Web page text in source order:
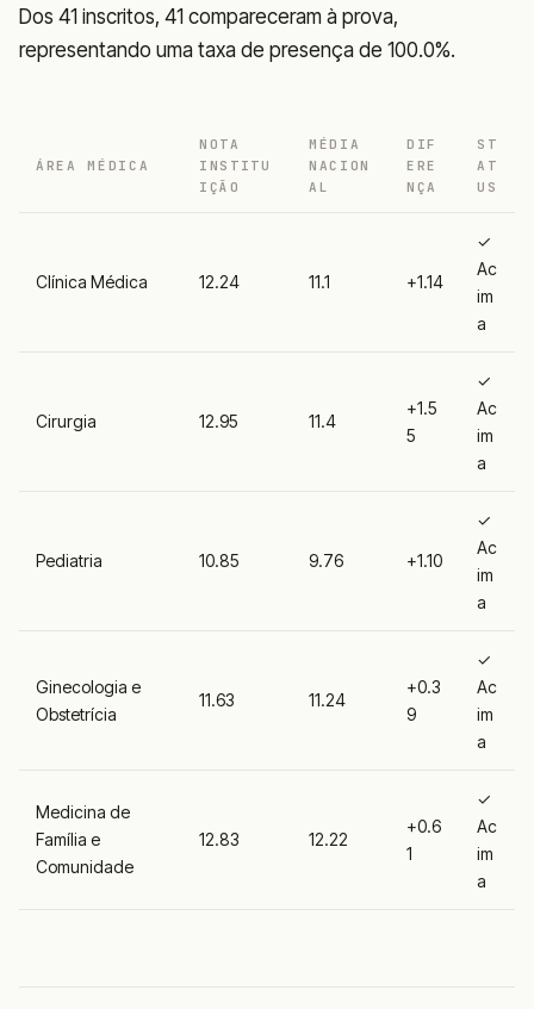
Dos 41 inscritos, 41 compareceram à prova,
representando uma taxa de presença de 100.0%.
ÁREA MÉDICA
NOTA
INSTITU
IÇÃO
MÉDIA
NACION
AL
DIF
ERE
NÇA
ST
AT
US
Clínica Médica 12.24 11.1 +1.14
✓
Ac
im
a
Cirurgia 12.95 11.4
+1.5
5
✓
Ac
im
a
Pediatria 10.85 9.76 +1.10
✓
Ac
im
a
Ginecologia e
Obstetrícia
11.63 11.24
+0.3
9
✓
Ac
im
a
Medicina de
Família e
Comunidade
12.83 12.22
+0.6
1
✓
Ac
im
a